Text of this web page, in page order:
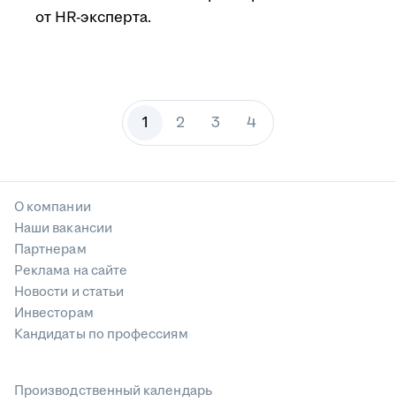
от HR-эксперта.
1 2 3 4
О компании
Наши вакансии
Партнерам
Реклама на сайте
Новости и статьи
Инвесторам
Кандидаты по профессиям
Производственный календарь